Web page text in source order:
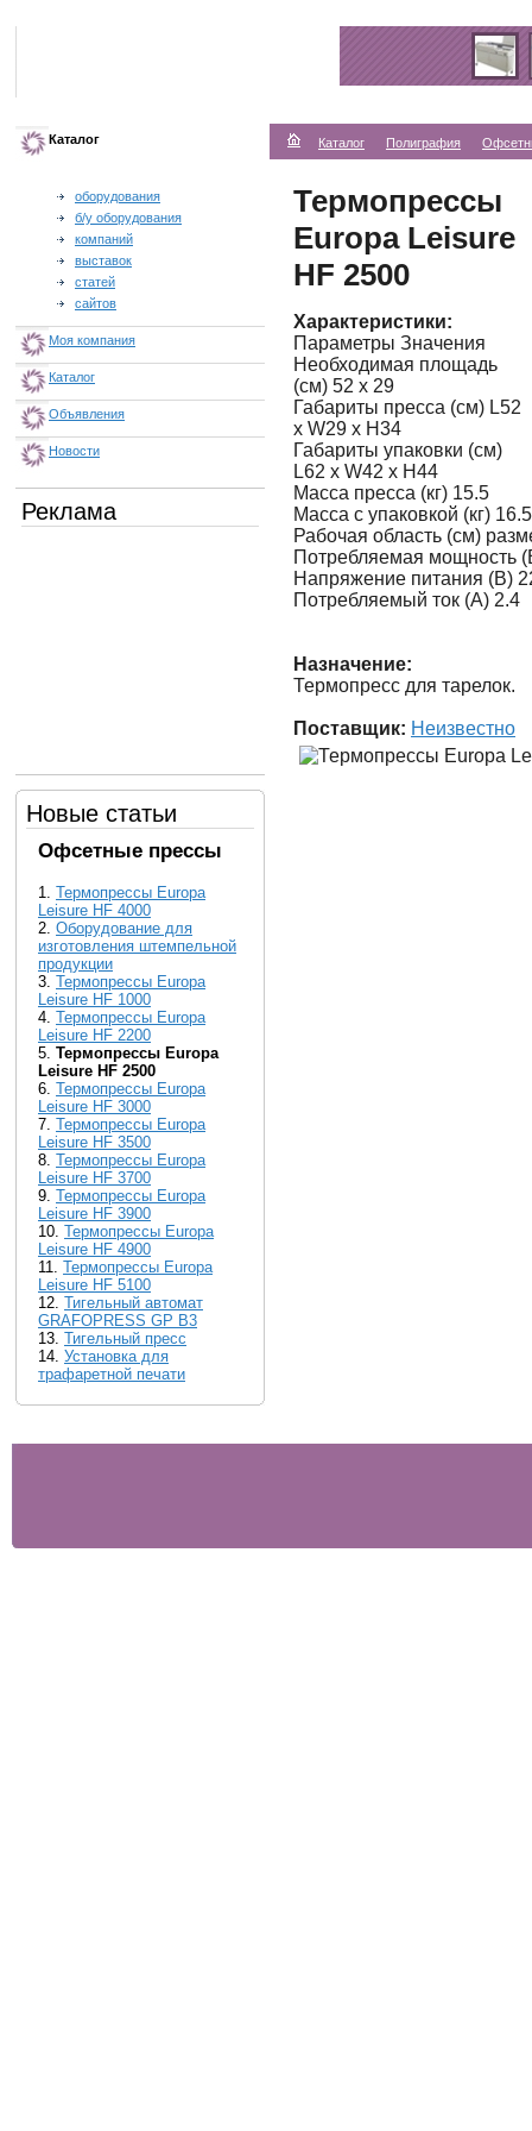
Каталог
оборудования
б/у оборудования
компаний
выставок
статей
сайтов
Моя компания
Каталог
Объявления
Новости
Реклама
Новые статьи
Офсетные прессы
1. Термопрессы Europa
Leisure HF 4000
2. Оборудование для
изготовления штемпельной
продукции
3. Термопрессы Europa
Leisure HF 1000
4. Термопрессы Europa
Leisure HF 2200
5. Термопрессы Europa
Leisure HF 2500
6. Термопрессы Europa
Leisure HF 3000
7. Термопрессы Europa
Leisure HF 3500
8. Термопрессы Europa
Leisure HF 3700
9. Термопрессы Europa
Leisure HF 3900
10. Термопрессы Europa
Leisure HF 4900
11. Термопрессы Europa
Leisure HF 5100
12. Тигельный автомат
GRAFOPRESS GP B3
13. Тигельный пресс
14. Установка для
трафаретной печати
Каталог Полиграфия
Термопрессы
Europa Leisure
HF 2500
Характеристики:
Параметры Значения
Необходимая площадь
(см) 52 x 29
Габариты пресса (см) L52
x W29 x H34
Габариты упаковки (см)
L62 x W42 x H44
Масса пресса (кг) 15.5
Масса с упаковкой (кг) 16.5
Рабочая область (см)
Потребляемая мощность
Напряжение питания (В)
Потребляемый ток (А) 2.4
Назначение:
Термопресс для тарелок.
Поставщик: Неизвестно